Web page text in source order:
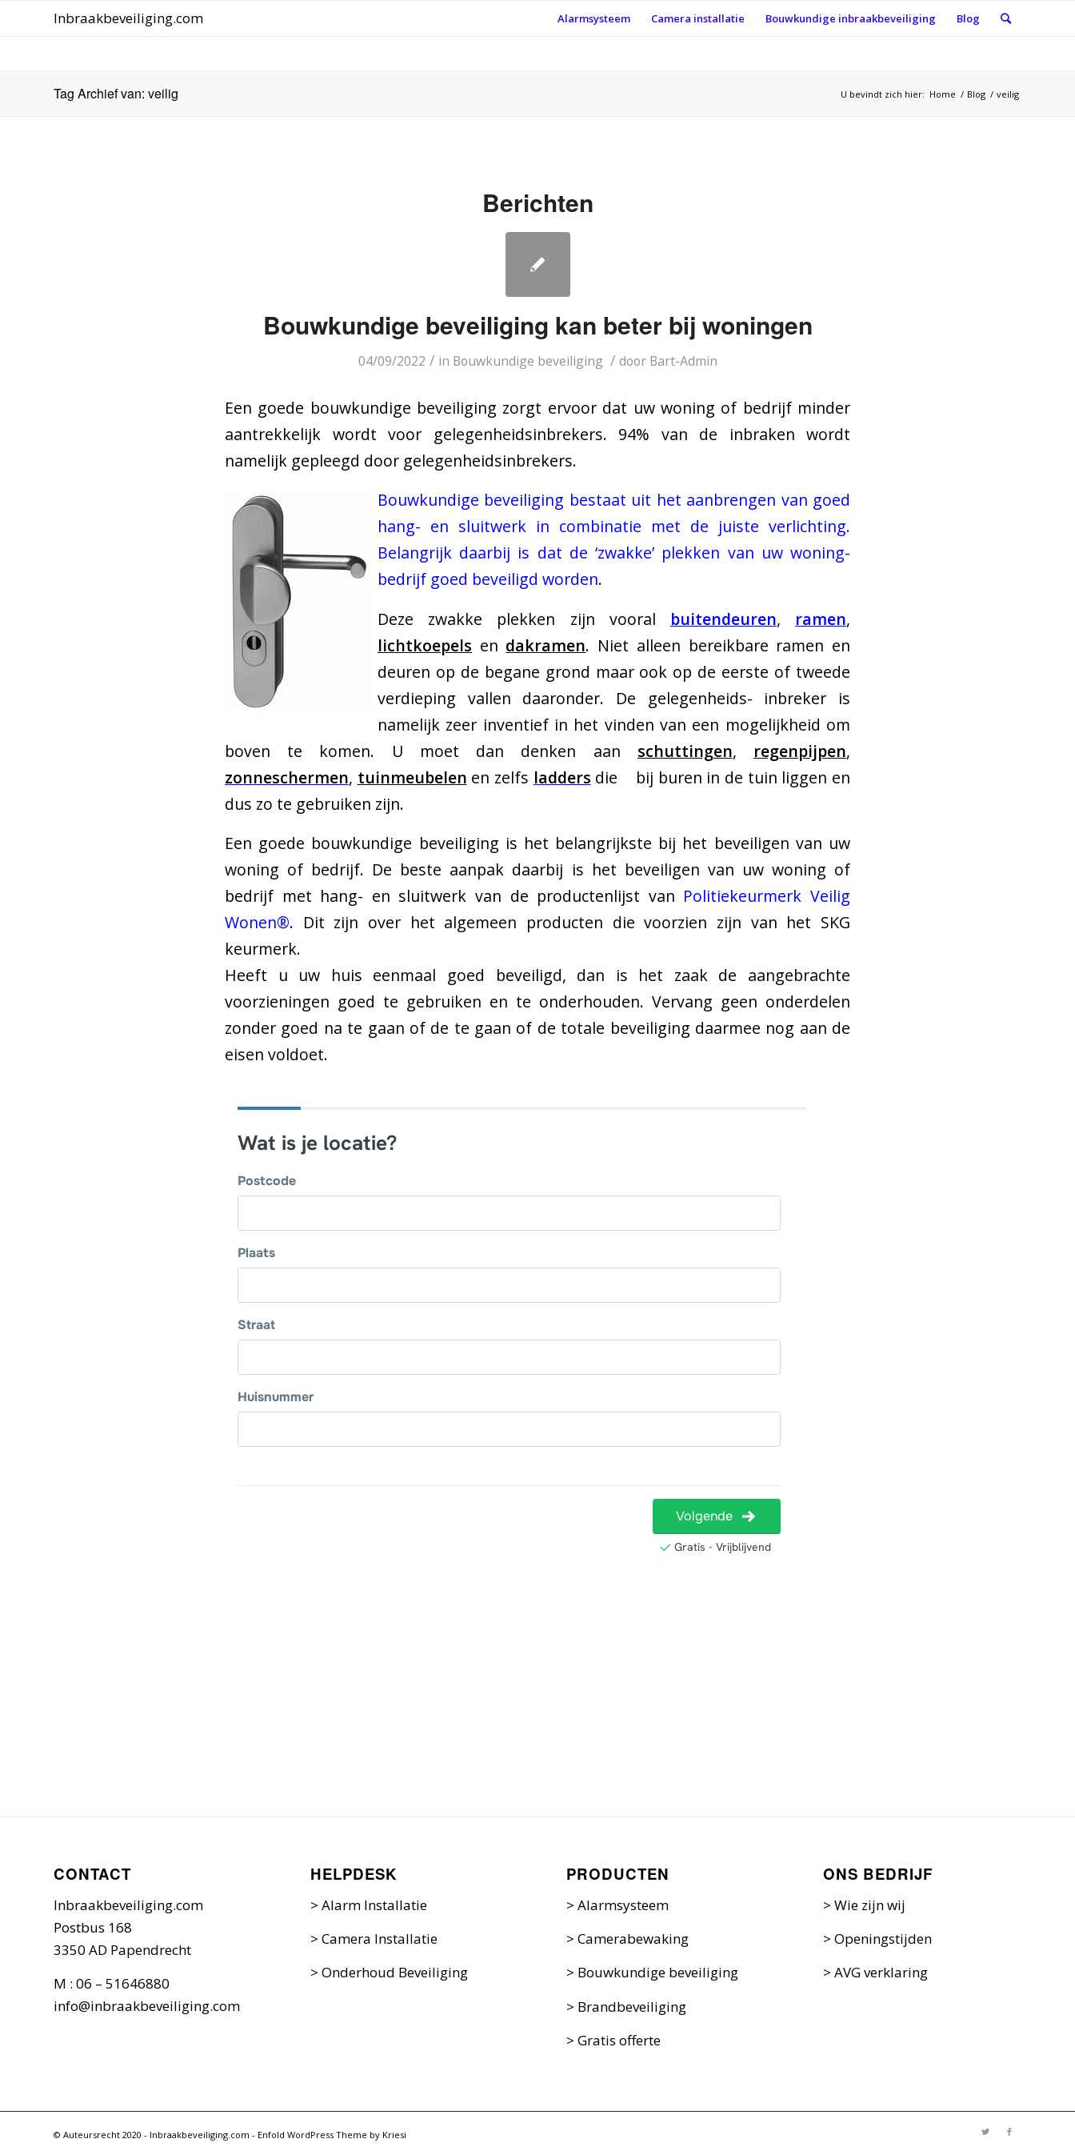
Inbraakbeveiliging.com Alarmsysteem Camera installatie Bouwkundige inbraakbeveiliging Blog
Tag Archief van: veilig U bevindt zich hier: Home / Blog / veilig
Berichten
Bouwkundige beveiliging kan beter bij woningen
04/09/2022 / in Bouwkundige beveiliging / door Bart-Admin
Een goede bouwkundige beveiliging zorgt ervoor dat uw woning of bedrijf minder
aantrekkelijk wordt voor gelegenheidsinbrekers. 94% van de inbraken wordt
namelijk gepleegd door gelegenheidsinbrekers.
Bouwkundige beveiliging bestaat uit het aanbrengen van goed
hang- en sluitwerk in combinatie met de juiste verlichting.
Belangrijk daarbij is dat de ‘zwakke’ plekken van uw woning-
bedrijf goed beveiligd worden.
Deze zwakke plekken zijn vooral buitendeuren, ramen,
lichtkoepels en dakramen. Niet alleen bereikbare ramen en
deuren op de begane grond maar ook op de eerste of tweede
verdieping vallen daaronder. De gelegenheids- inbreker is
namelijk zeer inventief in het vinden van een mogelijkheid om
boven te komen. U moet dan denken aan schuttingen, regenpijpen,
zonneschermen, tuinmeubelen en zelfs ladders die bij buren in de tuin liggen en
dus zo te gebruiken zijn.
Een goede bouwkundige beveiliging is het belangrijkste bij het beveiligen van uw
woning of bedrijf. De beste aanpak daarbij is het beveiligen van uw woning of
bedrijf met hang- en sluitwerk van de productenlijst van Politiekeurmerk Veilig
Wonen®. Dit zijn over het algemeen producten die voorzien zijn van het SKG
keurmerk.
Heeft u uw huis eenmaal goed beveiligd, dan is het zaak de aangebrachte
voorzieningen goed te gebruiken en te onderhouden. Vervang geen onderdelen
zonder goed na te gaan of de te gaan of de totale beveiliging daarmee nog aan de
eisen voldoet.
CONTACT
Inbraakbeveiliging.com
Postbus 168
3350 AD Papendrecht
M : 06 – 51646880
info@inbraakbeveiliging.com
HELPDESK
> Alarm Installatie
> Camera Installatie
> Onderhoud Beveiliging
PRODUCTEN
>Alarmsysteem
>Camerabewaking
> Bouwkundige beveiliging
> Brandbeveiliging
>Gratis offerte
ONS BEDRIJF
> Wie zijn wij
> Openingstijden
> AVG verklaring
© Auteursrecht 2020 - Inbraakbeveiliging.com - Enfold WordPress Theme by Kriesi